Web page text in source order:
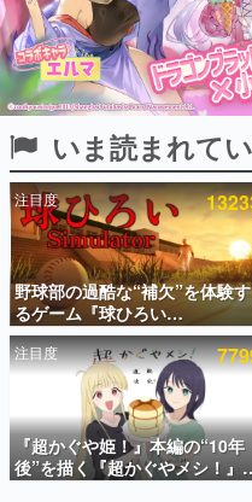
ピックアップ
電ファミのいま読まれている
アプリセール情報
インタビュー
連載・特集一
殿堂入り記事
SNS拡散数が数
ど。多くの人々に
事をまとめました
いま読まれて
注目度
野球部の過酷な“補欠”を体験す
るゲーム『球ひろい
Simulator』が「1件」のウィ
シュリストをもとにチェコ語に
対応しSNSで話題に。『キング
ダム・カム』開発元やチェコの
プロ野球選手から称賛の声
注目度
『超かぐや姫！』本編の“10年
後”を描く『超かぐやメシ！』
Web連載決定。新たなWebマ